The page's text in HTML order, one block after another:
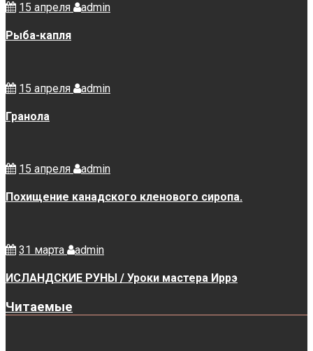
15 апреля admin
Рыба-капля
15 апреля admin
Гранола
15 апреля admin
Похищение канадского кленового сиропа.
31 марта admin
ИСЛАНДСКИЕ РУНЫ / Уроки мастера Иррэ
Читаемые